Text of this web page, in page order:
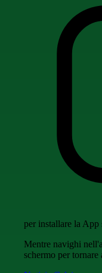
per installare la App
Mentre navighi
schermo per tornare